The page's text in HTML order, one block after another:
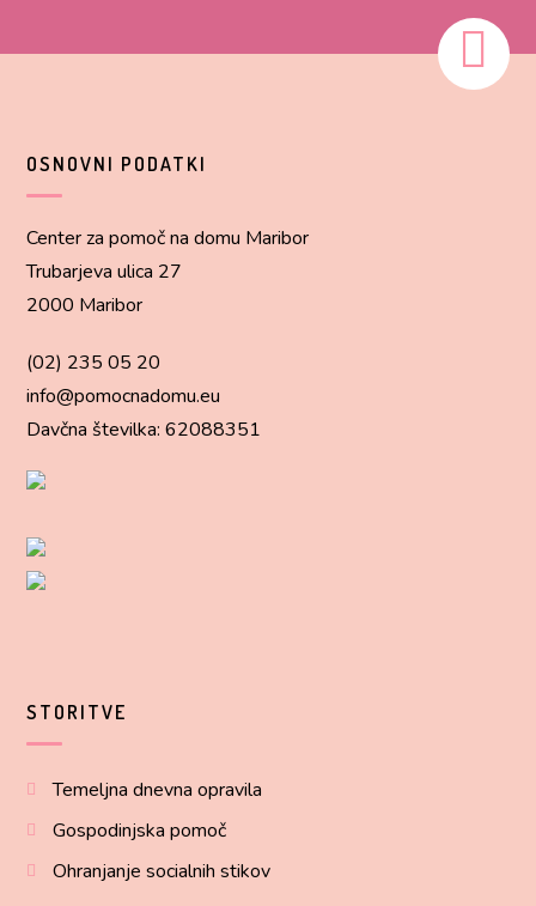
OSNOVNI PODATKI
Center za pomoč na domu Maribor
Trubarjeva ulica 27
2000 Maribor
(02) 235 05 20
info@pomocnadomu.eu
Davčna številka: 62088351
STORITVE
Temeljna dnevna opravila
Gospodinjska pomoč
Ohranjanje socialnih stikov